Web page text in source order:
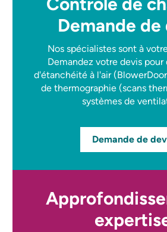
Demande de
Nos spécialistes sont à
Demandez votre devis pour
d'étanchéité à l'air
de thermographie (scans
systèmes de
Demande de